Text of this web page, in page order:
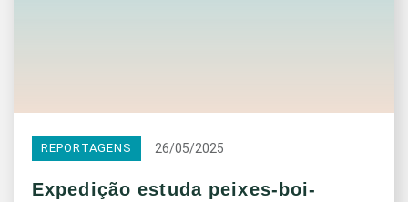
REPORTAGENS 26/05/2025
Expedição estuda peixes-boi-